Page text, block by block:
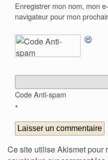
Enregistrer mon nom, mon
navigateur pour mon
Code Anti-spam
*
Ce site utilise Akismet pour